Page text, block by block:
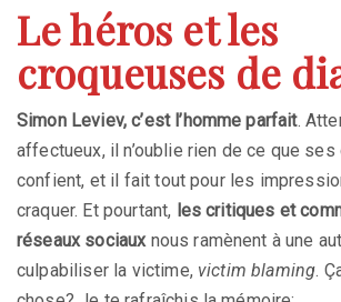
Le héros et les
croqueuses de
Simon Leviev, c’est l’homme parfait.
affectueux, il n’oublie rien de ce que
confient, et il fait tout pour les
craquer. Et pourtant, les critiques et
réseaux sociauxnous ramènent à une
culpabiliser la victime, victim blaming.